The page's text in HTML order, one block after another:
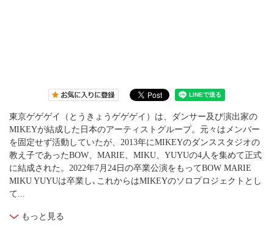
東京ゲゲゲイ（とうきょうゲゲゲイ）は、ダンサー及び演出家の
MIKEYが結成した日本のアーティストグループ。元々はメンバー
を固定せず活動していたが、2013年にMIKEYのダンススタジオの
教え子であったBOW、MARIE、MIKU、YUYUの4人を集めて正式
に結成された。2022年7月24日の卒業公演をもってBOW MARIE
MIKU YUYUは卒業し､これからはMIKEYのソロプロジェクトとし
て...
もっと見る